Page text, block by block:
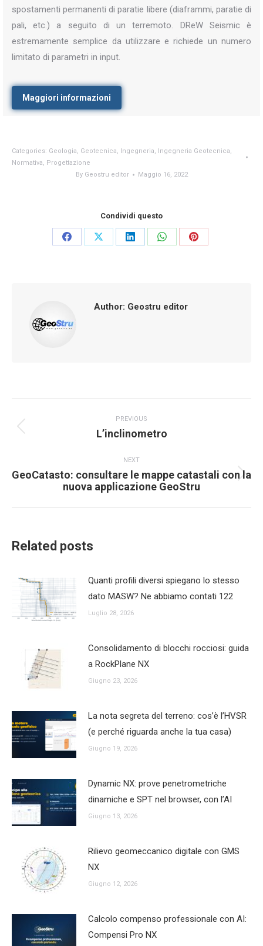
spostamenti permanenti di paratie libere (diaframmi, paratie di
pali, etc.) a seguito di un terremoto. DReW Seismic è
estremamente semplice da utilizzare e richiede un numero
limitato di parametri in input.
Maggiori informazioni
Categories: Geologia, Geotecnica, Ingegneria, Ingegneria Geotecnica,
Normativa, Progettazione
By Geostru editor Maggio 16, 2022
Condividi questo
Share
Share
Share
Share
Share
Author: Geostru editor
navigation
PREVIOUS
Previous
L’inclinometro
NEXT
Next
GeoCatasto: consultare le mappe catastali con la
nuova applicazione GeoStru
Related posts
Quanti profili diversi spiegano lo stesso
dato MASW? Ne abbiamo contati 122
Luglio 28, 2026
Consolidamento di blocchi rocciosi: guida
a RockPlane NX
Giugno 23, 2026
La nota segreta del terreno: cos’è l’HVSR
(e perché riguarda anche la tua casa)
Giugno 19, 2026
Dynamic NX: prove penetrometriche
dinamiche e SPT nel browser, con l’AI
Giugno 13, 2026
Rilievo geomeccanico digitale con GMS
NX
Giugno 12, 2026
Calcolo compenso professionale con AI:
Compensi Pro NX